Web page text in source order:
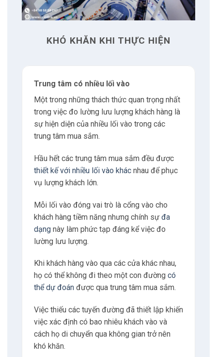
3.5 Hỗ trợ nhiều giao thức
4.1 Nguyễn Xuân Hoàng
Liên hệ
5.2 Giờ làm việc
E-mail
5.4 Phone
KHÓ KHĂN KHI THỰC HIỆN
Trung tâm có nhiều lối vào
Một trong những thách thức quan trọng nhất
trong việc đo lường lưu lượng khách hàng là
sự hiện diện của nhiều lối vào trong các
trung tâm mua sắm.
Hầu hết các trung tâm mua sắm đều được
thiết kế với nhiều lối vào khácnhau để phục
vụ lượng khách lớn.
Mỗi lối vào đóng vai trò là cổng vào cho
khách hàng tiềm năng nhưng chính sự đa
dạngnày làm phức tạp đáng kể việc đo
lường lưu lượng.
Khi khách hàng vào qua các cửa khác nhau,
họ có thể không đi theo một con đường có
thể dự đoánđược qua trung tâm mua sắm.
Việc thiếu các tuyến đường đã thiết lập khiến
việc xác định có bao nhiêu khách vào và
cách họ di chuyển qua không gian trở nên
khó khăn.